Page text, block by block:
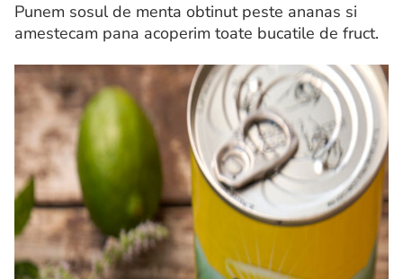
Punem sosul de menta obtinut peste ananas si
amestecam pana acoperim toate bucatile de fruct.